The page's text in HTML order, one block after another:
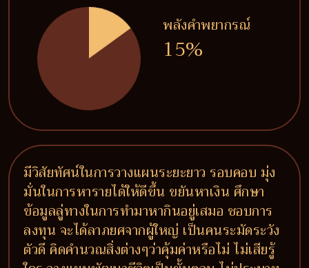
พลังคำพยากรณ์
15%
มีวิสัยทัศน์ในการวางแผนระยะยาว รอบคอบ มุ่ง
มั่นในการหารายได้ให้ดีขึ้น ขยันหาเงิน ศึกษา
ข้อมูลลู่ทางในการทำมาหากินอยู่เสมอ ชอบการ
ลงทุน จะได้ลาภยศจากผู้ใหญ่ เป็นคนระมัดระวัง
ตัวดี คิดคำนวณสิ่งต่างๆว่าคุ้มค่าหรือไม่ ไม่เสียรู้